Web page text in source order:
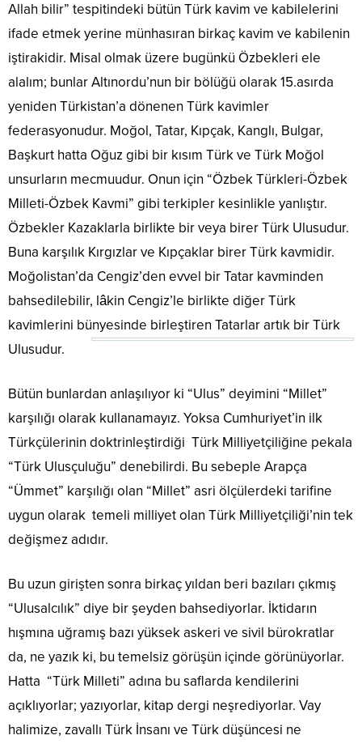
Allah bilir” tespitindeki bütün Türk kavim ve kabilelerini
ifade etmek yerine münhasıran birkaç kavim ve kabilenin
iştirakidir. Misal olmak üzere bugünkü Özbekleri ele
alalım; bunlar Altınordu’nun bir bölüğü olarak 15.asırda
yeniden Türkistan’a dönenen Türk kavimler
federasyonudur. Moğol, Tatar, Kıpçak, Kanglı, Bulgar,
Başkurt hatta Oğuz gibi bir kısım Türk ve Türk Moğol
unsurların mecmuudur. Onun için “Özbek Türkleri-Özbek
Milleti-Özbek Kavmi” gibi terkipler kesinlikle yanlıştır.
Özbekler Kazaklarla birlikte bir veya birer Türk Ulusudur.
Buna karşılık Kırgızlar ve Kıpçaklar birer Türk kavmidir.
Moğolistan’da Cengiz’den evvel bir Tatar kavminden
bahsedilebilir, lâkin Cengiz’le birlikte diğer Türk
kavimlerini bünyesinde birleştiren Tatarlar artık bir Türk
Ulusudur.
Bütün bunlardan anlaşılıyor ki “Ulus” deyimini “Millet”
karşılığı olarak kullanamayız. Yoksa Cumhuriyet’in ilk
Türkçülerinin doktrinleştirdiği Türk Milliyetçiliğine pekala
“Türk Ulusçuluğu” denebilirdi. Bu sebeple Arapça
“Ümmet” karşılığı olan “Millet” asri ölçülerdeki tarifine
uygun olarak temeli milliyet olan Türk Milliyetçiliği’nin tek
değişmez adıdır.
Bu uzun girişten sonra birkaç yıldan beri bazıları çıkmış
“Ulusalcılık” diye bir şeyden bahsediyorlar. İktidarın
hışmına uğramış bazı yüksek askeri ve sivil bürokratlar
da, ne yazık ki, bu temelsiz görüşün içinde görünüyorlar.
Hatta “Türk Milleti” adına bu saflarda kendilerini
açıklıyorlar; yazıyorlar, kitap dergi neşrediyorlar. Vay
halimize, zavallı Türk İnsanı ve Türk düşüncesi ne